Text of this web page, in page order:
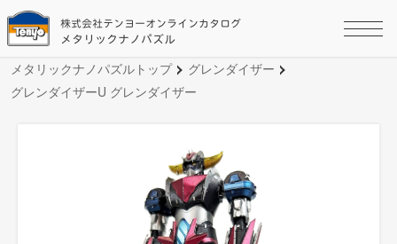
株式会社テンヨーオンラインカタログ
メタリックナノパズル
メタリックナノパズルトップ
グレンダイザー
グレンダイザーU グレンダイザー